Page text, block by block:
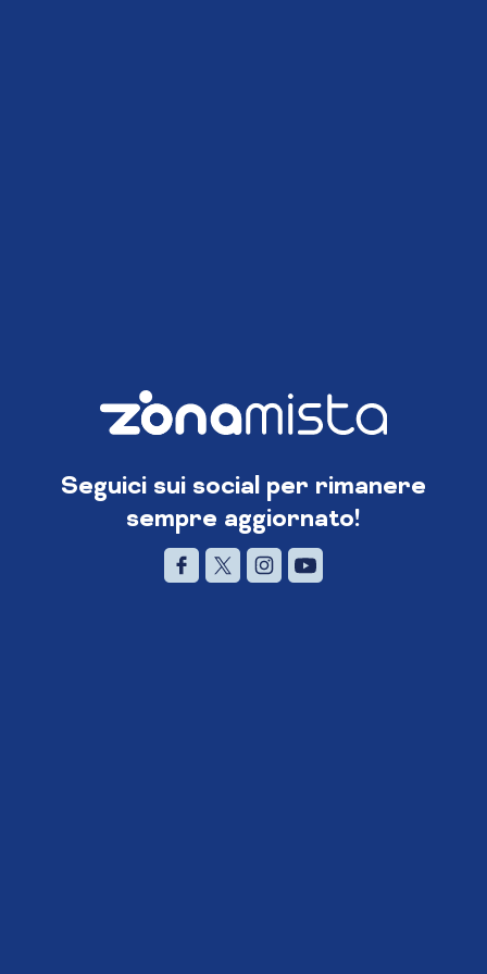
Seguici sui social per rimanere
sempre aggiornato!